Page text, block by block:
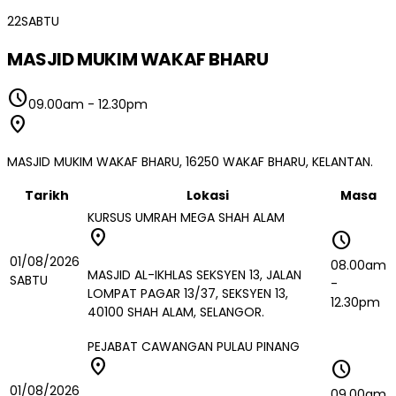
22SABTU
MASJID MUKIM WAKAF BHARU
schedule09.00am - 12.30pm
location_on
MASJID MUKIM WAKAF BHARU, 16250 WAKAF BHARU, KELANTAN.
Tarikh
Lokasi Masa
01/08/2026
SABTU
KURSUS UMRAH MEGA SHAH ALAM
location_on
MASJID AL-IKHLAS SEKSYEN 13, JALAN
LOMPAT PAGAR 13/37, SEKSYEN 13,
40100 SHAH ALAM, SELANGOR.
schedule
08.00am
-
12.30pm
01/08/2026
PEJABAT CAWANGAN PULAU PINANG
location_on schedule